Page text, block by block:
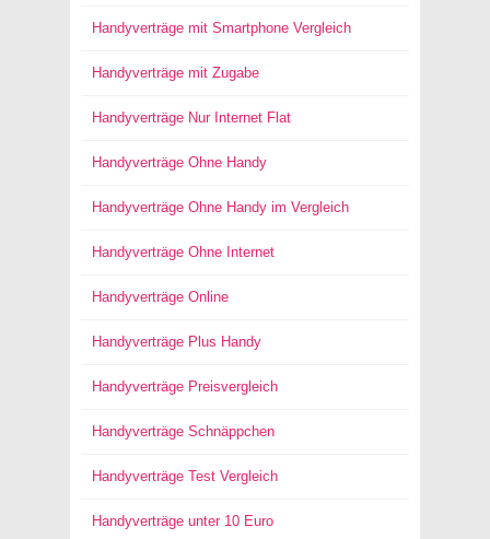
Handyverträge mit Smartphone Vergleich
Handyverträge mit Zugabe
Handyverträge Nur Internet Flat
Handyverträge Ohne Handy
Handyverträge Ohne Handy im Vergleich
Handyverträge Ohne Internet
Handyverträge Online
Handyverträge Plus Handy
Handyverträge Preisvergleich
Handyverträge Schnäppchen
Handyverträge Test Vergleich
Handyverträge unter 10 Euro